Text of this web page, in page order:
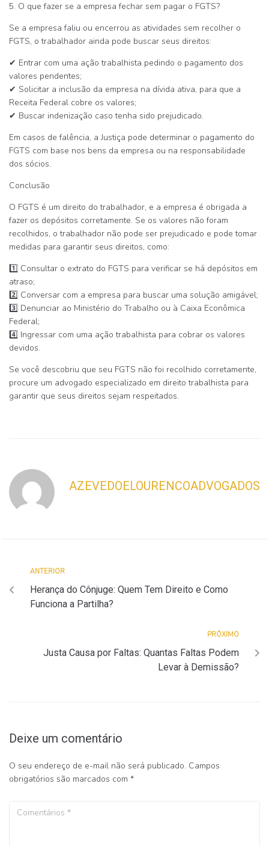
5. O que fazer se a empresa fechar sem pagar o FGTS?
Se a empresafaliu ou encerrou as atividades sem recolher o
FGTS, o trabalhador ainda pode buscar seus direitos:
✔ Entrar com uma ação trabalhista pedindo o pagamento dos
valores pendentes;
✔ Solicitar a inclusão da empresa na dívida ativa, para que a
Receita Federal cobre os valores;
✔ Buscar indenização caso tenha sido prejudicado.
Em casos de falência, a Justiça pode determinar o pagamento do
FGTS com base nos bens da empresa ou na responsabilidade
dos sócios.
Conclusão
O FGTS é um direito do trabalhador, e a empresa é obrigada a
fazer os depósitos corretamente. Se os valores não foram
recolhidos, o trabalhador não pode ser prejudicado e pode tomar
medidas para garantir seus direitos, como:
1️⃣ Consultar o extrato do FGTS para verificar se há depósitos em
atraso;
2️⃣ Conversar com a empresa para buscar uma solução amigável;
3️⃣ Denunciar ao Ministério do Trabalho ou à Caixa Econômica
Federal;
4️⃣ Ingressar com uma ação trabalhista para cobrar os valores
devidos.
Se você descobriu que seu FGTS não foi recolhido corretamente,
procure um advogado especializado em direito trabalhista para
garantir que seus direitos sejam respeitados.
AZEVEDOELOURENCOADVOGADOS
ANTERIOR
Herança do Cônjuge: Quem Tem Direito e Como
Funciona a Partilha?
PRÓXIMO
Justa Causa por Faltas: Quantas Faltas Podem
Levar à Demissão?
Deixe um comentário
O seu endereço de e-mail não será publicado. Campos
obrigatórios são marcados com *